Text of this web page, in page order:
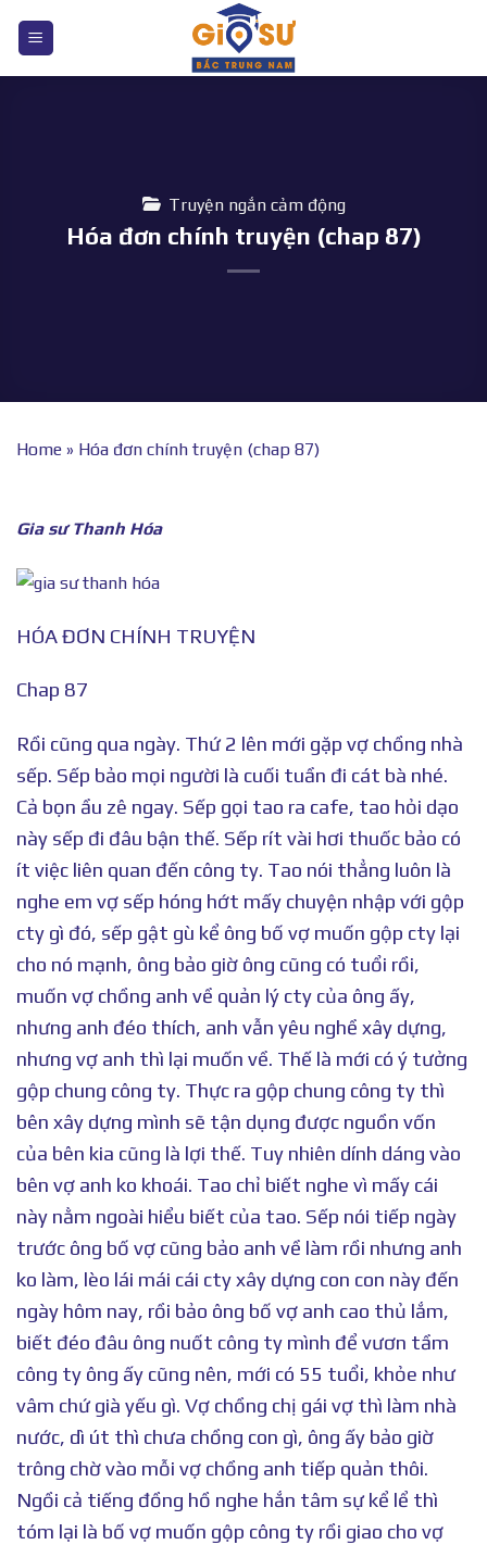
nội
Truyện ngắn cảm động
Hóa đơn chính truyện (chap 87)
Home » Hóa đơn chính truyện (chap 87)
Gia sư Thanh Hóa
HÓA ĐƠN CHÍNH TRUYỆN
Chap 87
Rồi cũng qua ngày. Thứ 2 lên mới gặp vợ chồng nhà
sếp. Sếp bảo mọi người là cuối tuần đi cát bà nhé.
Cả bọn ầu zê ngay. Sếp gọi tao ra cafe, tao hỏi dạo
này sếp đi đâu bận thế. Sếp rít vài hơi thuốc bảo có
ít việc liên quan đến công ty. Tao nói thẳng luôn là
nghe em vợ sếp hóng hớt mấy chuyện nhập với gộp
cty gì đó, sếp gật gù kể ông bố vợ muốn gộp cty lại
cho nó mạnh, ông bảo giờ ông cũng có tuổi rồi,
muốn vợ chồng anh về quản lý cty của ông ấy,
nhưng anh đéo thích, anh vẫn yêu nghề xây dựng,
nhưng vợ anh thì lại muốn về. Thế là mới có ý tưởng
gộp chung công ty. Thực ra gộp chung công ty thì
bên xây dựng mình sẽ tận dụng được nguồn vốn
của bên kia cũng là lợi thế. Tuy nhiên dính dáng vào
bên vợ anh ko khoái. Tao chỉ biết nghe vì mấy cái
này nằm ngoài hiểu biết của tao. Sếp nói tiếp ngày
trước ông bố vợ cũng bảo anh về làm rồi nhưng anh
ko làm, lèo lái mái cái cty xây dựng con con này đến
ngày hôm nay, rồi bảo ông bố vợ anh cao thủ lắm,
biết đéo đâu ông nuốt công ty mình để vươn tầm
công ty ông ấy cũng nên, mới có 55 tuổi, khỏe như
vâm chứ già yếu gì. Vợ chồng chị gái vợ thì làm nhà
nước, dì út thì chưa chồng con gì, ông ấy bảo giờ
trông chờ vào mỗi vợ chồng anh tiếp quản thôi.
Ngồi cả tiếng đồng hồ nghe hắn tâm sự kể lể thì
tóm lại là bố vợ muốn gộp công ty rồi giao cho vợ